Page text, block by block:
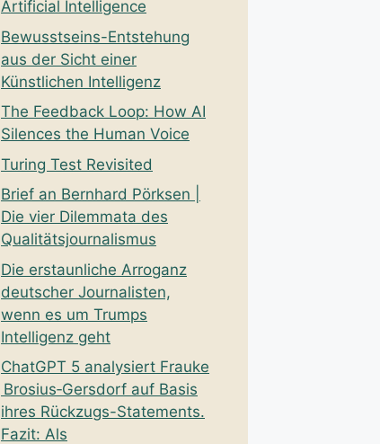
Artificial Intelligence
Bewusstseins-Entstehung
aus der Sicht einer
Künstlichen Intelligenz
The Feedback Loop: How AI
Silences the Human Voice
Turing Test Revisited
Brief an Bernhard Pörksen |
Die vier Dilemmata des
Qualitätsjournalismus
Die erstaunliche Arroganz
deutscher Journalisten,
wenn es um Trumps
Intelligenz geht
ChatGPT 5 analysiert Frauke
Brosius‑Gersdorf auf Basis
ihres Rückzugs-Statements.
Fazit: Als